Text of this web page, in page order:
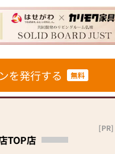
を発行する 無料
TOP店
[PR]